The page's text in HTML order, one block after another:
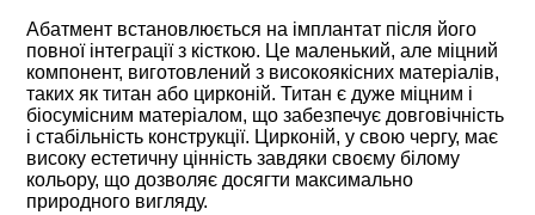
Абатмент встановлюється на імплантат після його
повної інтеграції з кісткою. Це маленький, але міцний
компонент, виготовлений з високоякісних матеріалів,
таких як титан або цирконій. Титан є дуже міцним і
біосумісним матеріалом, що забезпечує довговічність
і стабільність конструкції. Цирконій, у свою чергу, має
високу естетичну цінність завдяки своєму білому
кольору, що дозволяє досягти максимально
природного вигляду.